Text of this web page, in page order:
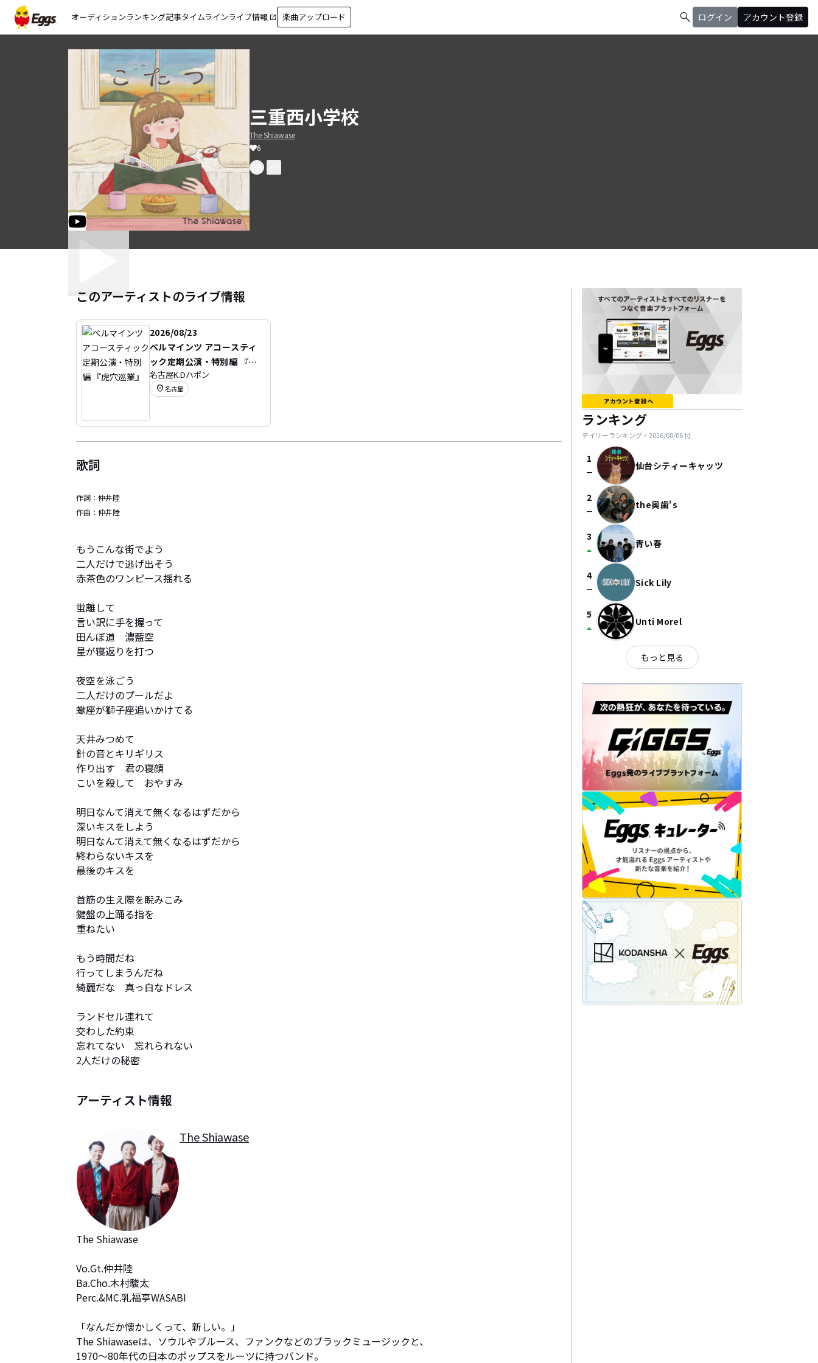
オーディションランキング記事タイムラインライブ情報 open_in_new 楽曲アップロード search ログイン アカウント登録
三重西小学校
The Shiawase
6
このアーティストのライブ情報
2026/08/23
ベルマインツ アコースティ
ック定期公演・特別編 『虎
穴巡業』
名古屋K.Dハポン
location_on 名古屋
歌詞
作詞： 仲井陸
作曲： 仲井陸
もうこんな街でよう
二人だけで逃げ出そう
赤茶色のワンピース揺れる
蛍離して
言い訳に手を握って
田んぼ道　濃藍空
星が寝返りを打つ
夜空を泳ごう
二人だけのプールだよ
蠍座が獅子座追いかけてる
天井みつめて
針の音とキリギリス
作り出す　君の寝顔
こいを殺して　おやすみ
明日なんて消えて無くなるはずだから
深いキスをしよう
明日なんて消えて無くなるはずだから
終わらないキスを
最後のキスを
首筋の生え際を睨みこみ
鍵盤の上踊る指を
重ねたい
もう時間だね
行ってしまうんだね
綺麗だな　真っ白なドレス
ランドセル連れて
交わした約束
忘れてない　忘れられない
2人だけの秘密
アーティスト情報
The Shiawase
The Shiawase
Vo.Gt.仲井陸
Ba.Cho.木村駿太
Perc.&MC.乳福亭WASABI
「なんだか懐かしくって、新しい。」
The Shiawaseは、ソウルやブルース、ファンクなどのブラックミュージックと、
1970〜80年代の日本のポップスをルーツに持つバンド。
ランキング
デイリーランキング・ 2026/08/06付
1
check_indeterminate_small 仙台シティーキャッツ
2
check_indeterminate_small the奥歯's
3
arrow_drop_up 青い春
4
check_indeterminate_small Sick Lily
5
arrow_drop_up Unti Morel
もっと見る